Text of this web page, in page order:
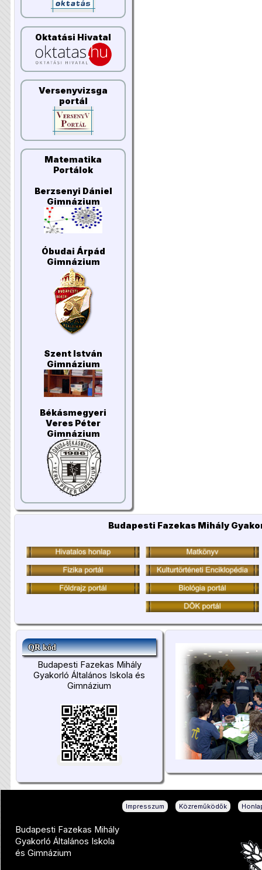
Oktatási Hivatal
Versenyvizsga
portál
Matematika
Portálok
Berzsenyi Dániel
Gimnázium
Óbudai Árpád
Gimnázium
Szent István
Gimnázium
Békásmegyeri
Veres Péter
Gimnázium
Budapesti Fazekas Mihály
QR kód
Budapesti Fazekas Mihály
Gyakorló Általános Iskola és
Gimnázium
Impresszum Közreműködők
Budapesti Fazekas Mihály
Gyakorló Általános Iskola
és Gimnázium